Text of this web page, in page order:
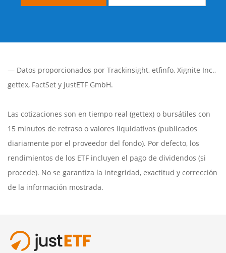
— Datos proporcionados por Trackinsight, etfinfo, Xignite Inc.,
gettex, FactSet y justETF GmbH.
Las cotizaciones son en tiempo real (gettex) o bursátiles con
15 minutos de retraso o valores liquidativos (publicados
diariamente por el proveedor del fondo). Por defecto, los
rendimientos de los ETF incluyen el pago de dividendos (si
procede). No se garantiza la integridad, exactitud y corrección
de la información mostrada.